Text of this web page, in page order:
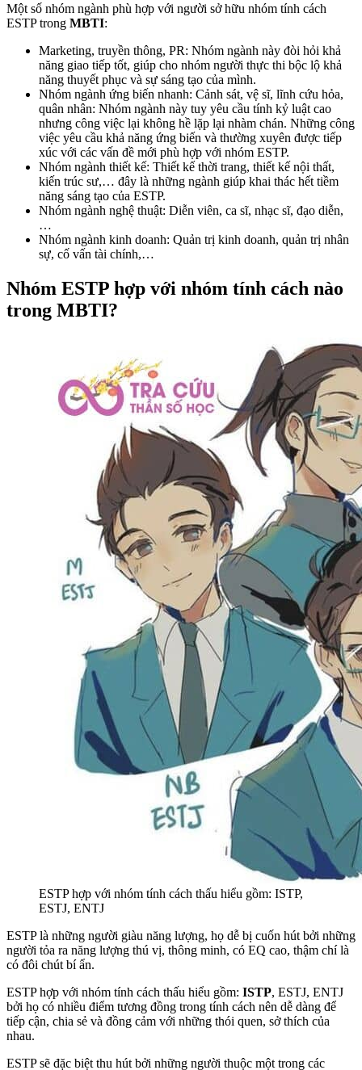
Một số nhóm ngành phù hợp với người sở hữu nhóm tính cách
ESTP trong MBTI:
Marketing, truyền thông, PR: Nhóm ngành này đòi hỏi khả
năng giao tiếp tốt, giúp cho nhóm người thực thi bộc lộ khả
năng thuyết phục và sự sáng tạo của mình.
Nhóm ngành ứng biến nhanh: Cảnh sát, vệ sĩ, lĩnh cứu hỏa,
quân nhân: Nhóm ngành này tuy yêu cầu tính kỷ luật cao
nhưng công việc lại không hề lặp lại nhàm chán. Những công
việc yêu cầu khả năng ứng biến và thường xuyên được tiếp
xúc với các vấn đề mới phù hợp với nhóm ESTP.
Nhóm ngành thiết kế: Thiết kế thời trang, thiết kế nội thất,
kiến trúc sư,… đây là những ngành giúp khai thác hết tiềm
năng sáng tạo của ESTP.
Nhóm ngành nghệ thuật: Diễn viên, ca sĩ, nhạc sĩ, đạo diễn,
…
Nhóm ngành kinh doanh: Quản trị kinh doanh, quản trị nhân
sự, cố vấn tài chính,…
Nhóm ESTP hợp với nhóm tính cách nào
trong MBTI?
ESTP hợp với nhóm tính cách thấu hiểu gồm: ISTP,
ESTJ, ENTJ
ESTP là những người giàu năng lượng, họ dễ bị cuốn hút bởi những
người tỏa ra năng lượng thú vị, thông minh, có EQ cao, thậm chí là
có đôi chút bí ẩn.
ESTP hợp với nhóm tính cách thấu hiểu gồm: ISTP, ESTJ, ENTJ
bởi họ có nhiều điểm tương đồng trong tính cách nên dễ dàng để
tiếp cận, chia sẻ và đồng cảm với những thói quen, sở thích của
nhau.
ESTP sẽ đặc biệt thu hút bởi những người thuộc một trong các